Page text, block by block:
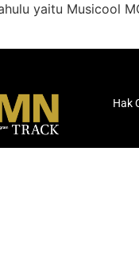
yaitu Musicool
Hak